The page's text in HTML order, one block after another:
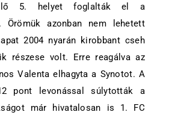
5. helyet foglalták el a
Örömük azonban nem lehetett
2004 nyarán kirobbant cseh
részese volt. Erre reagálva az
Valenta elhagyta a Synotot. A
pont levonással súlytották a
már hivatalosan is 1. FC